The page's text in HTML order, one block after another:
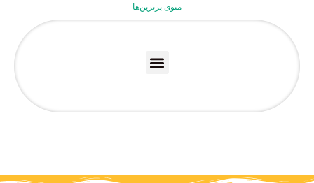
منوی برترین‌ها